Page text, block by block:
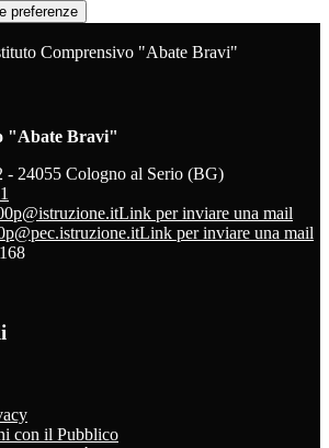
preferenze
Comprensivo "Abate Bravi"
"Abate Bravi"
- 24055 Cologno al Serio (BG)
Link per inviare una mail
Link per inviare una mail
con il Pubblico